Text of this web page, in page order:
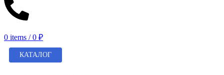
0 items / 0 ₽
КАТАЛОГ